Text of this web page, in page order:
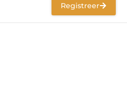
Registreer